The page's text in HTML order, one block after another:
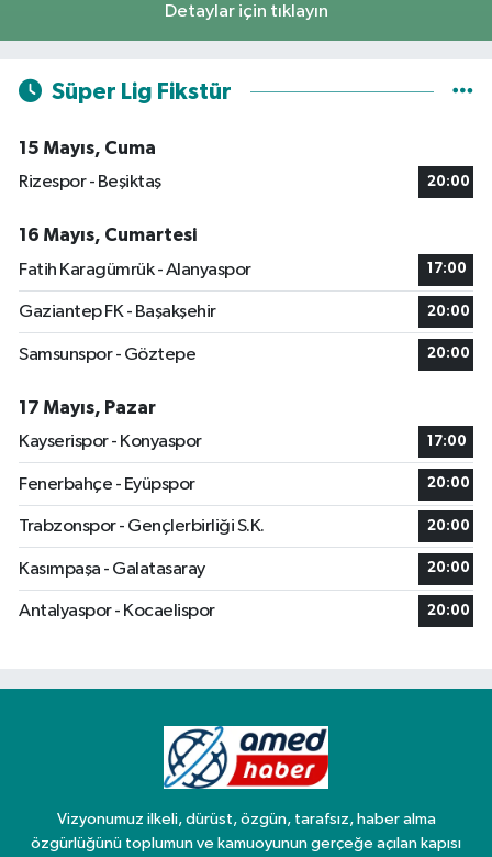
Detaylar için tıklayın
Süper Lig Fikstür
15 Mayıs, Cuma
Rizespor - Beşiktaş
20:00
16 Mayıs, Cumartesi
Fatih Karagümrük - Alanyaspor
17:00
Gaziantep FK - Başakşehir 20:00
Samsunspor - Göztepe 20:00
17 Mayıs, Pazar
Kayserispor - Konyaspor
17:00
Fenerbahçe - Eyüpspor 20:00
Trabzonspor - Gençlerbirliği S.K. 20:00
Kasımpaşa - Galatasaray 20:00
Antalyaspor - Kocaelispor 20:00
Vizyonumuz ilkeli, dürüst, özgün, tarafsız, haber alma
özgürlüğünü toplumun ve kamuoyunun gerçeğe açılan kapısı